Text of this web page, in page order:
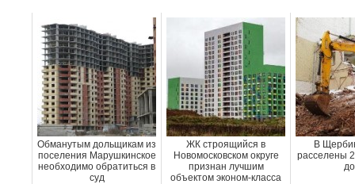
Обманутым дольщикам из
поселения Марушкинское
необходимо обратиться в
суд
ЖК строящийся в
Новомосковском округе
признан лучшим
объектом эконом-класса
В
расселены